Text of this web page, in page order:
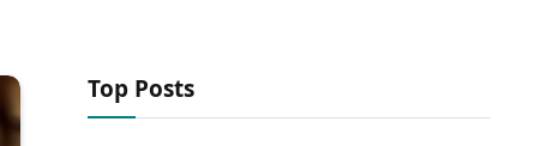
Top Posts